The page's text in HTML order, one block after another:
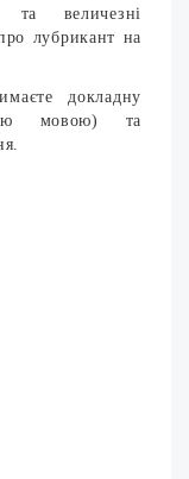
та величезні
лубрикант на
докладну
мовою) та